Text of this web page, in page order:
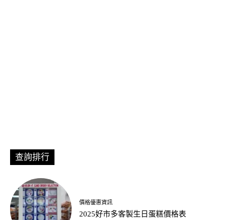
查詢排行
價格優惠資訊
2025好市多客製生日蛋糕價格表